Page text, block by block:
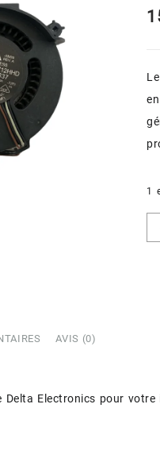
1
AVIS (0)
Electronics pour votre